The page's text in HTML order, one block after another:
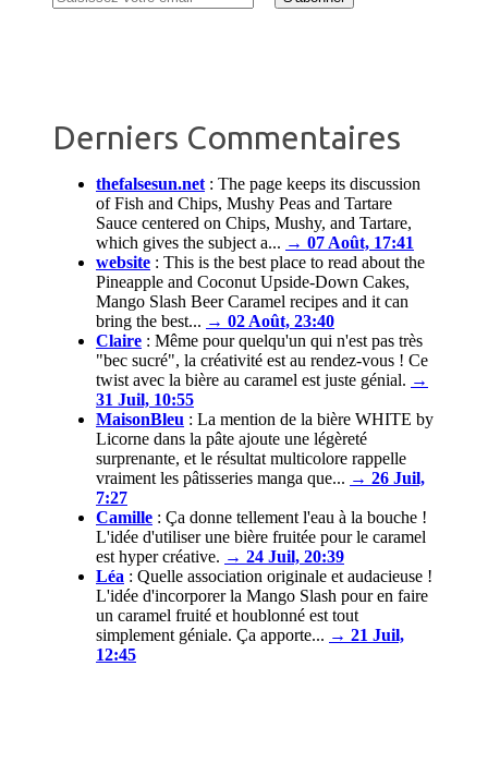
Derniers Commentaires
thefalsesun.net : The page keeps its discussion
of Fish and Chips, Mushy Peas and Tartare
Sauce centered on Chips, Mushy, and Tartare,
which gives the subject a... → 07 Août, 17:41
website : This is the best place to read about the
Pineapple and Coconut Upside-Down Cakes,
Mango Slash Beer Caramel recipes and it can
bring the best... → 02 Août, 23:40
Claire : Même pour quelqu'un qui n'est pas très
"bec sucré", la créativité est au rendez-vous ! Ce
twist avec la bière au caramel est juste génial. →
31 Juil, 10:55
MaisonBleu : La mention de la bière WHITE by
Licorne dans la pâte ajoute une légèreté
surprenante, et le résultat multicolore rappelle
vraiment les pâtisseries manga que... → 26 Juil,
7:27
Camille : Ça donne tellement l'eau à la bouche !
L'idée d'utiliser une bière fruitée pour le caramel
est hyper créative. → 24 Juil, 20:39
Léa : Quelle association originale et audacieuse !
L'idée d'incorporer la Mango Slash pour en faire
un caramel fruité et houblonné est tout
simplement géniale. Ça apporte... → 21 Juil,
12:45